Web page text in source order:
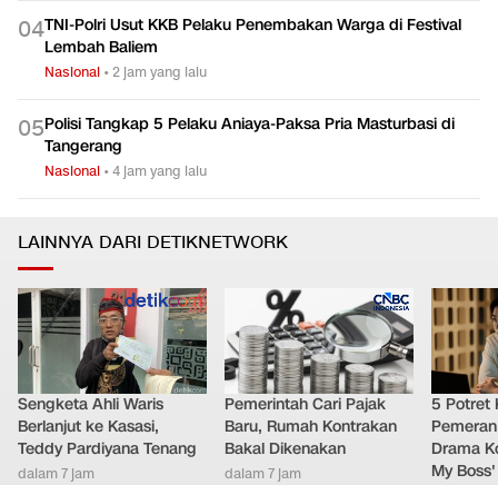
04TNI-Polri Usut KKB Pelaku Penembakan Warga di Festival
Lembah Baliem
Nasional •2 jam yang lalu
05Polisi Tangkap 5 Pelaku Aniaya-Paksa Pria Masturbasi di
Tangerang
Nasional •4 jam yang lalu
LAINNYA DARI DETIKNETWORK
Sengketa Ahli Waris
Berlanjut ke Kasasi,
Teddy Pardiyana Tenang
dalam 7 jam
Pemerintah Cari Pajak
Baru, Rumah Kontrakan
Bakal Dikenakan
dalam 7 jam
5 Potret
Drama
My Boss'